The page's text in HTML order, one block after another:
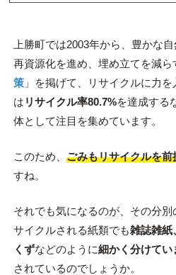
上勝町では2003年から、豊かな
再資源化を進め、埋め立てを減ら
策」を掲げて、リサイクルに力
は リサイクル率80.7%を達成する
体として注目を集めています。
このため、 ごみもリサイクルを
すね。
それでも気になるのが、その分
サイクルされる紙類でも雑誌雑紙
くずなどのように細かく分けてい
されているのでしょうか。